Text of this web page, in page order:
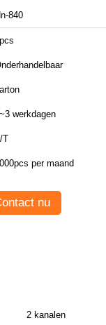
840
werkdagen
T
per maand
nu
2 kanalen